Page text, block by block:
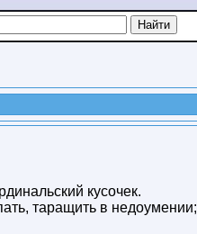
кусочек.
таращить в недоумении;